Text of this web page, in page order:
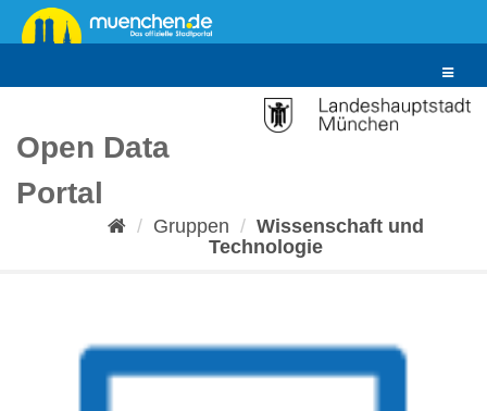
Überspringen
zum
Toggle
Open Data
Portal
Gruppen
Wissenschaft und
Technologie